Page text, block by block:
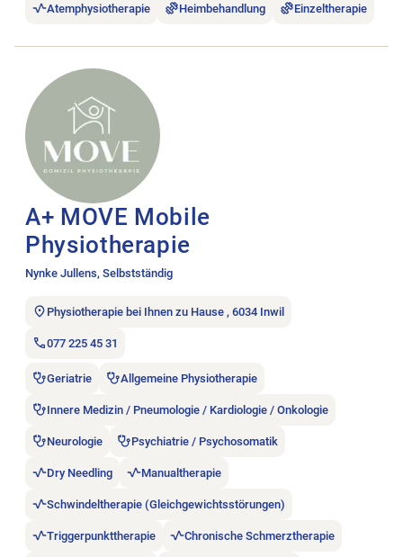
Atemphysiotherapie Heimbehandlung Einzeltherapie
A+ MOVE Mobile
Physiotherapie
Nynke Jullens, Selbstständig
Physiotherapie bei Ihnen zu Hause , 6034 Inwil
077 225 45 31
Geriatrie Allgemeine Physiotherapie
Innere Medizin / Pneumologie / Kardiologie / Onkologie
Neurologie Psychiatrie / Psychosomatik
Dry Needling Manualtherapie
Schwindeltherapie (Gleichgewichtsstörungen)
Triggerpunkttherapie Chronische Schmerztherapie